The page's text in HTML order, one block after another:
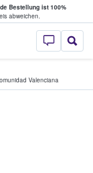
Bestellung ist 100%
abweichen.
- Wo
Valenciana